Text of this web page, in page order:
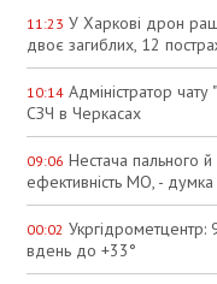
11:23 У Харкові дрон
двоє загиблих, 12
10:14 Адміністратор
СЗЧ в Черкасах
09:06 Нестача пального й
ефективність МО, - думка
00:02 Укргідрометцентр:
вдень до +33°